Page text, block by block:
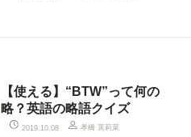
【使える】“BTW”って何の
略？英語の略語クイズ
2019.10.08 孝橋 英莉菜